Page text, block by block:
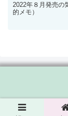
2022年８月発売の
的メモ）